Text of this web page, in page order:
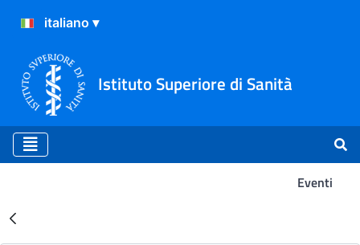
Istituto Superiore di Sanità
Eventi
Risultati della Ricerca -